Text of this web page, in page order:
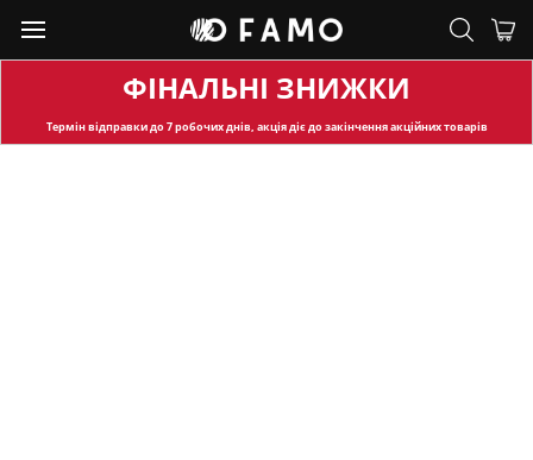
ФІНАЛЬНІ ЗНИЖКИ
Термін відправкидо 7 робочих днів, акція діє до закінчення акційних товарів